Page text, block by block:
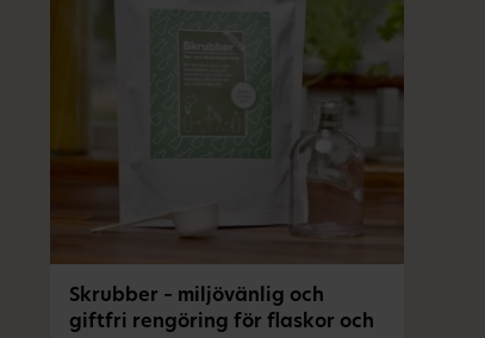
Skrubber – miljövänlig och
giftfri rengöring för flaskor och